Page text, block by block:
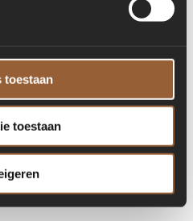
toestaan
toestaan